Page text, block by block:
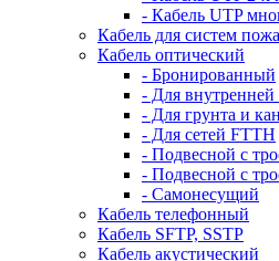
- Кабель UTP
Кабель для систем
Кабель оптический
- Бронированный
- Для
- Для грунта и
- Для сетей FTTH
- Подвесной с
- Подвесной с
- Самонесущий
Кабель телефонный
Кабель SFTP, SSTP
Кабель акустический